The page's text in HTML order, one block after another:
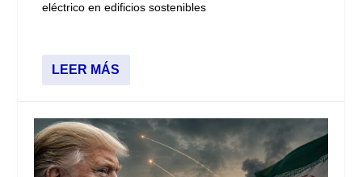
eléctrico en edificios sostenibles
LEER MÁS